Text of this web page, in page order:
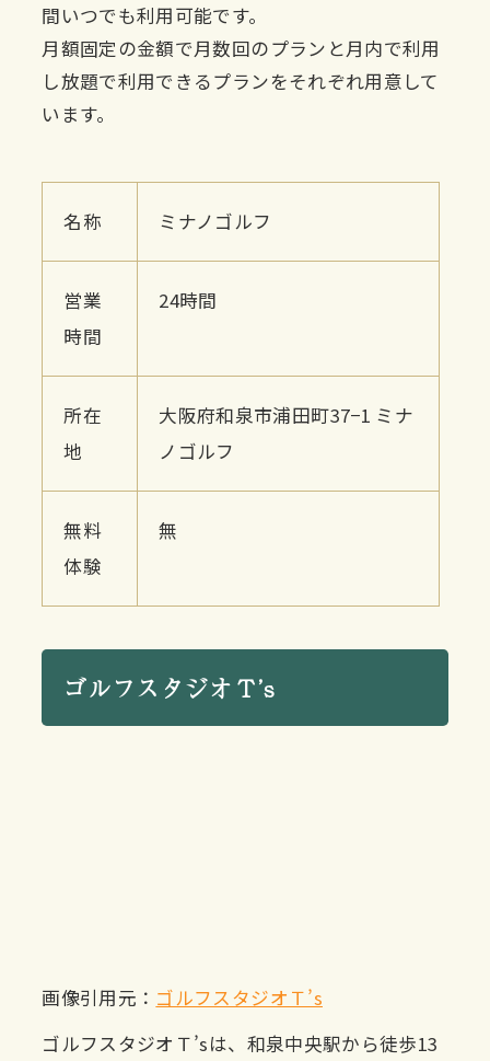
間いつでも利用可能です。
月額固定の金額で月数回のプランと月内で利用
し放題で利用できるプランをそれぞれ用意して
います。
名称 ミナノゴルフ
営業
時間
24時間
所在
地
大阪府和泉市浦田町37−1 ミナ
ノゴルフ
無料
体験
無
ゴルフスタジオＴ’s
画像引用元： ゴルフスタジオＴ’s
ゴルフスタジオＴ’sは、和泉中央駅から徒歩13